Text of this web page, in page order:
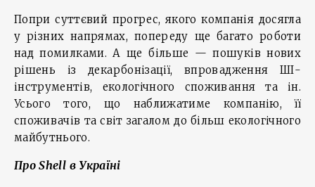
Попри суттєвий прогрес, якого компанія досягла
у різних напрямах, попереду ще багато роботи
над помилками. А ще більше — пошуків нових
рішень із декарбонізації, впровадження ШІ-
інструментів, екологічного споживання та ін.
Усього того, що наближатиме компанію, її
споживачів та світ загалом до більш екологічного
майбутнього.
ПроShell в Україні